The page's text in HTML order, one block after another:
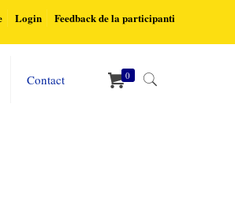
Login Feedback de la participanti
Contact 0